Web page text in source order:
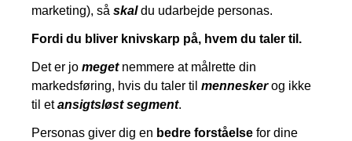
marketing), så skaldu udarbejde personas.
Fordi du bliver knivskarp på, hvem du taler til.
Det er jo megetnemmere at målrette din
markedsføring, hvis du taler til menneskerog ikke
til etansigtsløst segment.
Personas giver dig en bedre forståelse for dine